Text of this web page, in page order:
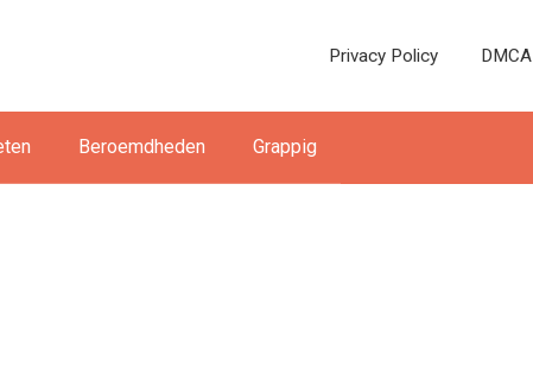
Privacy Policy DMCA
Beroemdheden Grappig